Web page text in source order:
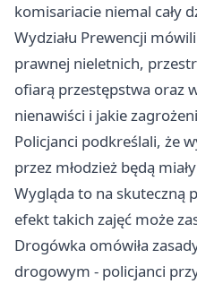
komisariacie niemal cały
Wydziału Prewencji
prawnej nieletnich,
ofiarą przestępstwa oraz
nienawiści i jakie
Policjanci podkreślali, że
przez młodzież będą
Wygląda to na skuteczną
efekt takich zajęć może
Drogówka omówiła
drogowym - policjanci